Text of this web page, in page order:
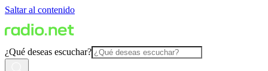
Saltar al contenido
¿Qué deseas escuchar?